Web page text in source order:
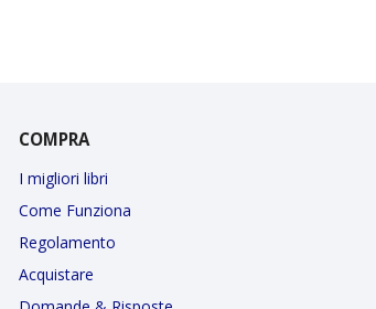
COMPRA
I migliori libri
Come Funziona
Regolamento
Acquistare